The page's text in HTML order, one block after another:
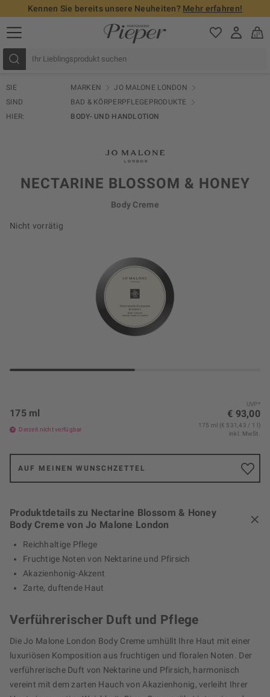
Kennen Sie bereits unsere Neuheiten? Mehr erfahren!
SIE
SIND
HIER:
MARKEN
JO MALONE LONDON
BAD & KÖRPERPFLEGEPRODUKTE
BODY- UND HANDLOTION
Nicht vorrätig
NECTARINE BLOSSOM & HONEY
Body Creme
UVP*
€ 93,00
175 ml
Derzeit nicht verfügbar
175 ml (€ 531,43 / 1 l)
inkl. MwSt.
AUF MEINEN WUNSCHZETTEL
Produktdetails zu Nectarine Blossom & Honey
Body Creme von Jo Malone London
Reichhaltige Pflege
Fruchtige Noten von Nektarine und Pfirsich
Akazienhonig-Akzent
Zarte, duftende Haut
Verführerischer Duft und Pflege
Die Jo Malone London Body Creme umhüllt Ihre Haut mit einer
luxuriösen Komposition aus fruchtigen und floralen Noten. Der
verführerische Duft von Nektarine und Pfirsich, harmonisch
vereint mit dem zarten Hauch von Akazienhonig, verleiht Ihrer